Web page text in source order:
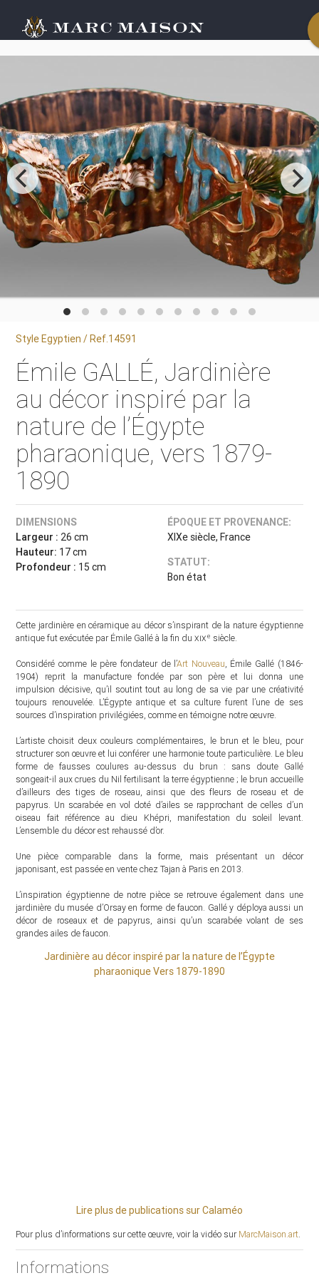
Style Egyptien / Ref.14591
Émile GALLÉ, Jardinière
au décor inspiré par la
nature de l’Égypte
pharaonique, vers 1879-
1890
DIMENSIONS
Largeur : 26 cm
Hauteur: 17 cm
Profondeur : 15 cm
ÉPOQUE ET PROVENANCE:
XIXe siècle, France
STATUT:
Bon état
Cette jardinière en céramique au décor s’inspirant de la nature égyptienne
antique fut exécutée par Émile Gallé à la fin duxixe siècle.
Considéré comme le père fondateur de l’Art Nouveau, Émile Gallé (1846-
1904) reprit la manufacture fondée par son père et lui donna une
impulsion décisive, qu’il soutint tout au long de sa vie par une créativité
toujours renouvelée. L’Égypte antique et sa culture furent l’une de ses
sources d’inspiration privilégiées, comme en témoigne notre œuvre.
L’artiste choisit deux couleurs complémentaires, le brun et le bleu, pour
structurer son œuvre et lui conférer une harmonie toute particulière. Le bleu
forme de fausses coulures au-dessus du brun : sans doute Gallé
songeait-il aux crues du Nil fertilisant la terre égyptienne ; le brun accueille
d’ailleurs des tiges de roseau, ainsi que des fleurs de roseau et de
papyrus. Un scarabée en vol doté d’ailes se rapprochant de celles d’un
oiseau fait référence au dieu Khépri, manifestation du soleil levant.
L’ensemble du décor est rehaussé d’or.
Une pièce comparable dans la forme, mais présentant un décor
japonisant, est passée en vente chez Tajan à Paris en 2013.
L’inspiration égyptienne de notre pièce se retrouve également dans une
jardinière du musée d’Orsay en forme de faucon. Gallé y déploya aussi un
décor de roseaux et de papyrus, ainsi qu’un scarabée volant de ses
grandes ailes de faucon.
Jardinière au décor inspiré par la nature de l’Égypte
pharaonique Vers 1879-1890
Lire plus de publications sur Calaméo
Pour plus d’informations sur cette œuvre, voir la vidéo sur MarcMaison.art
Informations